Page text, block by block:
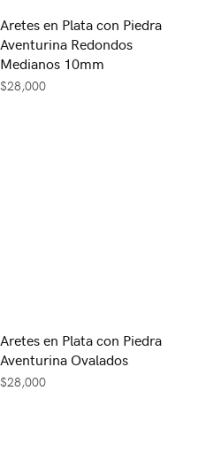
Aretes en Plata con Piedra
Aventurina Redondos
Medianos 10mm
$28,000
Aretes en Plata con Piedra
Aventurina Ovalados
$28,000